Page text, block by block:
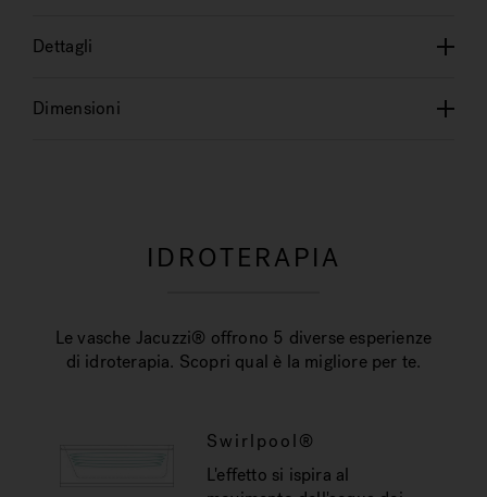
Dettagli
Dimensioni
IDROTERAPIA
Le vasche Jacuzzi® offrono 5 diverse esperienze
di idroterapia. Scopri qual è la migliore per te.
Swirlpool®
L'effetto si ispira al